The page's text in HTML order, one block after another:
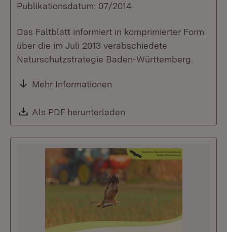
Publikationsdatum: 07/2014
Das Faltblatt informiert in komprimierter Form
über die im Juli 2013 verabschiedete
Naturschutzstrategie Baden-Württemberg.
Mehr Informationen
Download:
Als PDF herunterladen